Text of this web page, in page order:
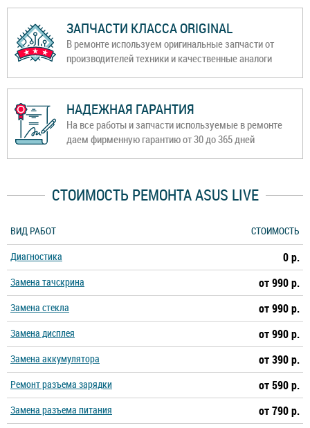
ЗАПЧАСТИ КЛАССА ORIGINAL
В ремонте используем оригинальные запчасти от
производителей техники и качественные аналоги
НАДЕЖНАЯ ГАРАНТИЯ
На все работы и запчасти используемые в ремонте
даем фирменную гарантию от 30 до 365 дней
СТОИМОСТЬ РЕМОНТА ASUS LIVE
ВИД РАБОТ
СТОИМОСТЬ
Диагностика
0 р.
Замена тачскрина от 990 р.
Замена стекла от 990 р.
Замена дисплея от 990 р.
Замена аккумулятора от 390 р.
Ремонт разъема зарядки от 590 р.
Замена разъема питания от 790 р.